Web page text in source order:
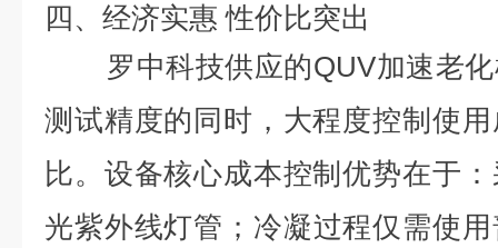
四、经济实惠 性价比突出
罗中科技供应的QUV加速老
测试精度的同时，大程度控制使
比。设备核心成本控制优势在于
光紫外线灯管；冷凝过程仅需使